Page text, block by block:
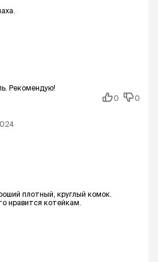
Рекомендую!
0
0
плотный, круглый комок.
нравится котейкам.